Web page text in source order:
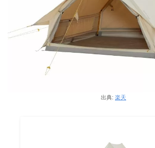
出典: 楽天